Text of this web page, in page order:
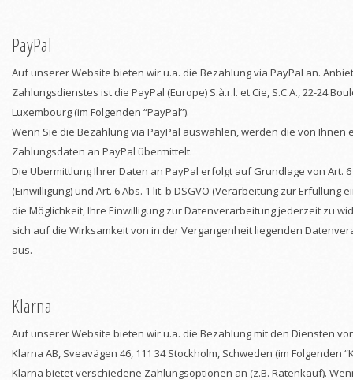
PayPal
Auf unserer Website bieten wir u.a. die Bezahlung via PayPal an.
Zahlungsdienstes ist die PayPal (Europe) S.à.r.l. et Cie, S.C.A., 22-24
Luxembourg (im Folgenden “PayPal”).
Wenn Sie die Bezahlung via PayPal auswählen, werden die von Ihnen
Zahlungsdaten an PayPal übermittelt.
Die Übermittlung Ihrer Daten an PayPal erfolgt auf Grundlage von Art. 6
(Einwilligung) und Art. 6 Abs. 1 lit. b DSGVO (Verarbeitung zur Erfüllung
die Möglichkeit, Ihre Einwilligung zur Datenverarbeitung jederzeit zu
sich auf die Wirksamkeit von in der Vergangenheit liegenden
aus.
Klarna
Auf unserer Website bieten wir u.a. die Bezahlung mit den Diensten
Klarna AB, Sveavägen 46, 111 34 Stockholm, Schweden (im Folgenden
Klarna bietet verschiedene Zahlungsoptionen an (z.B. Ratenkauf).